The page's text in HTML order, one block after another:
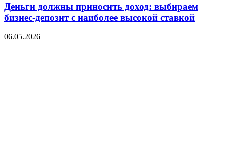
Деньги должны приносить доход: выбираем
бизнес-депозит с наиболее высокой ставкой
06.05.2026